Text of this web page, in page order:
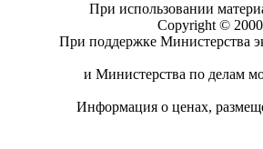
При использовании
Copyright ©
При поддержке Министерства
и Министерства по делам
Информация о ценах,